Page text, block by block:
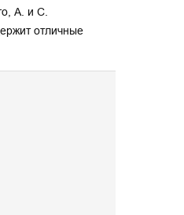
А. и С.
отличные